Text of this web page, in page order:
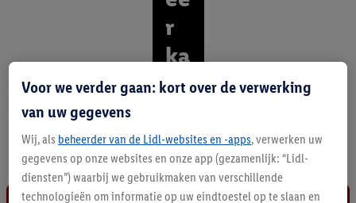
r
ka
n
t
d
e
k
Voor we verder gaan: kort over de verwerking
van uw gegevens
Wij, als beheerder van de Lidl-websites en -apps, verwerken uw
gegevens op onze websites en onze app (gezamenlijk: “Lidl-
diensten”) waarbij we gebruikmaken van verschillende
technologieën om informatie op uw eindtoestel op te slaan en